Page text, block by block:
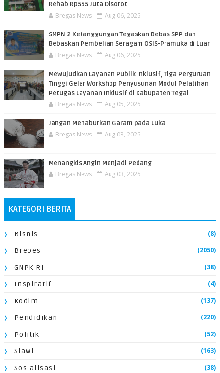
Rehab Rp565 Juta Disorot
Bregas News Aug 06, 2026
SMPN 2 Ketanggungan Tegaskan Bebas SPP dan
Bebaskan Pembelian Seragam OSIS-Pramuka di Luar
Bregas News Aug 06, 2026
​Mewujudkan Layanan Publik Inklusif, Tiga Perguruan
Tinggi Gelar Workshop Penyusunan Modul Pelatihan
Petugas Layanan Inklusif di Kabupaten Tegal
Bregas News Aug 05, 2026
Jangan Menaburkan Garam pada Luka
Bregas News Aug 03, 2026
Menangkis Angin Menjadi Pedang
Bregas News Aug 03, 2026
KATEGORI BERITA
Bisnis (8)
Brebes (2050)
GNPK RI (38)
Inspiratif (4)
Kodim (137)
Pendidikan (220)
Politik (52)
Slawi (163)
Sosialisasi (38)